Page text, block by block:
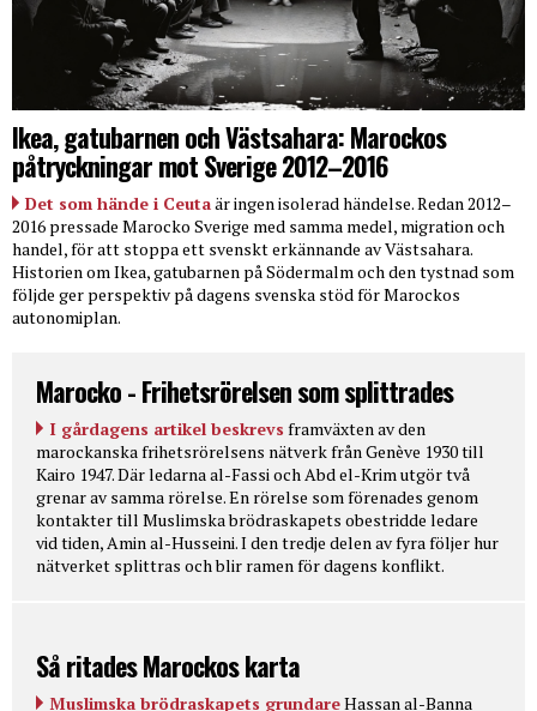
Ikea, gatubarnen och Västsahara: Marockos
påtryckningar mot Sverige 2012–2016
Det som hände i Ceutaär ingen isolerad händelse. Redan 2012–
2016 pressade Marocko Sverige med samma medel, migration och
handel, för att stoppa ett svenskt erkännande av Västsahara.
Historien om Ikea, gatubarnen på Södermalm och den tystnad som
följde ger perspektiv på dagens svenska stöd för Marockos
autonomiplan.
Marocko - Frihetsrörelsen som splittrades
I gårdagens artikel beskrevs framväxten av den
marockanska frihetsrörelsens nätverk från Genève 1930 till
Kairo 1947. Där ledarna al-Fassi och Abd el-Krim utgör två
grenar av samma rörelse. En rörelse som förenades genom
kontakter till Muslimska brödraskapets obestridde ledare
vid tiden, Amin al-Husseini. I den tredje delen av fyra följer hur
nätverket splittras och blir ramen för dagens konflikt.
Så ritades Marockos karta
Muslimska brödraskapets grundareHassan al-Banna